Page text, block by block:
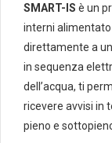
SMART-IS è un
interni
direttamente a
in sequenza
dell’acqua, ti
ricevere avvisi in
pieno e